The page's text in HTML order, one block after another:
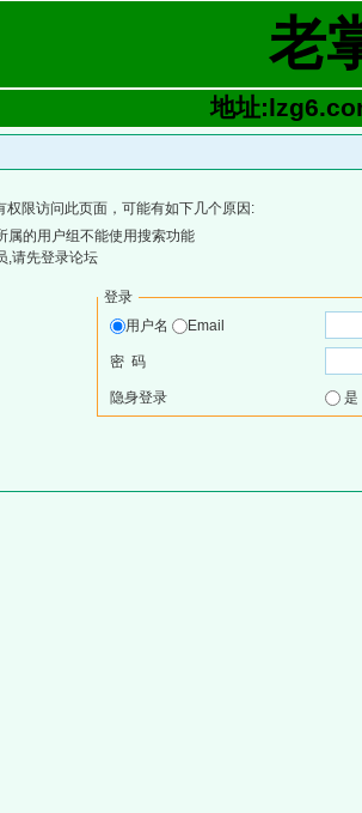
老
地址
权限访问此页面，可能有如下几个原因:
属的用户组不能使用搜索功能
,请先登录论坛
登录
用户名
Email
密 码
隐身登录